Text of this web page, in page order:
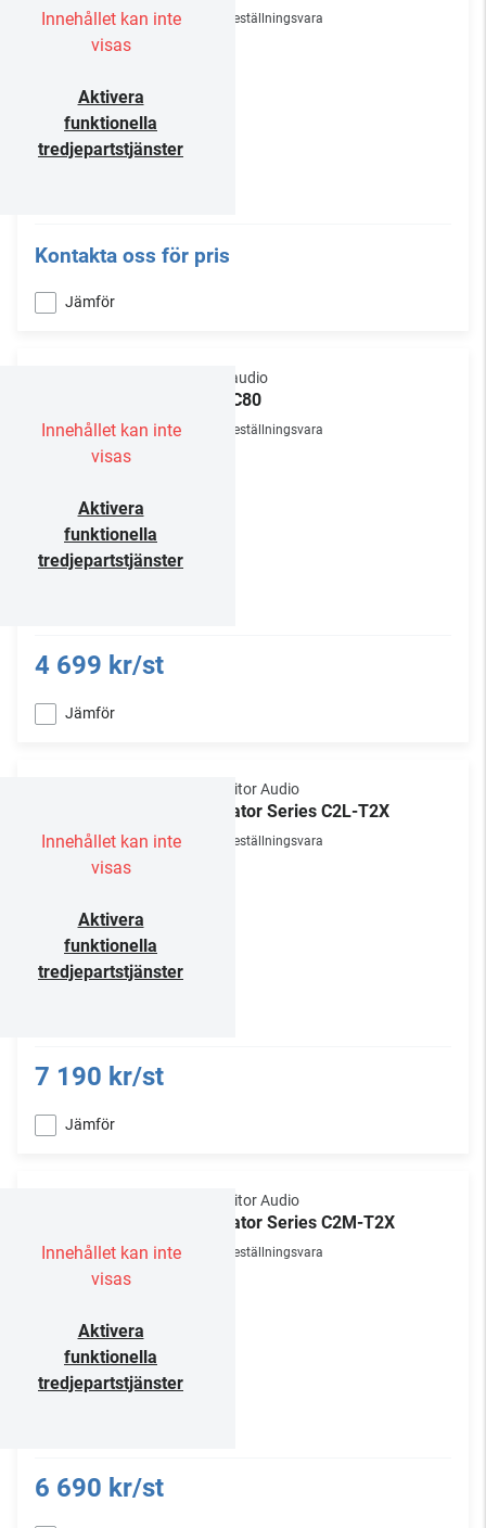
Innehållet kan inte
visas
Aktivera
funktionella
tredjepartstjänster
Beställningsvara
Kontakta oss för pris
Jämför
Innehållet kan inte
visas
Aktivera
funktionella
tredjepartstjänster
Dynaudio
P4-C80
Beställningsvara
4 699 kr/st
Jämför
Innehållet kan inte
visas
Aktivera
funktionella
tredjepartstjänster
Monitor Audio
Creator Series C2L-T2X
Beställningsvara
7 190 kr/st
Jämför
Innehållet kan inte
visas
Aktivera
funktionella
tredjepartstjänster
Monitor Audio
Creator Series C2M-T2X
Beställningsvara
6 690 kr/st